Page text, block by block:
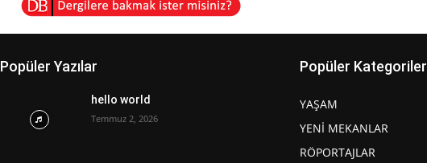
Popüler Yazılar
hello world
Temmuz 2, 2026
Popüler Kategoriler
YAŞAM
YENİ MEKANLAR
RÖPORTAJLAR